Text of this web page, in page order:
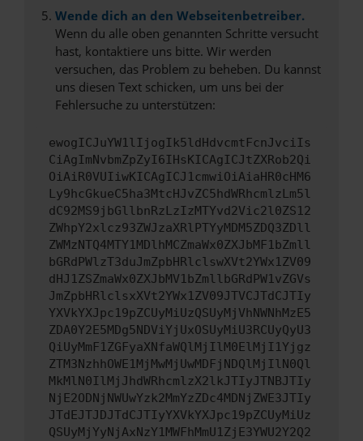
Wende dich an den Webseitenbetreiber.
Wenn du alle oben genannten Schritte versucht
hast, kontaktiere uns bitte. Wir werden
versuchen, das Problem zu beheben. Du kannst
uns diesen Text schicken, um uns bei der
Fehlersuche zu unterstützen:
ewogICJuYW1lIjogIk5ldHdvcmtFcnJvciIs
CiAgImNvbmZpZyI6IHsKICAgICJtZXRob2Qi
OiAiR0VUIiwKICAgICJ1cmwiOiAiaHR0cHM6
Ly9hcGkueC5ha3MtcHJvZC5hdWRhcmlzLm5l
dC92MS9jbGllbnRzLzIzMTYvd2Vic2l0ZS12
ZWhpY2xlcz93ZWJzaXRlPTYyMDM5ZDQ3ZDll
ZWMzNTQ4MTY1MDlhMCZmaWx0ZXJbMF1bZmll
bGRdPWlzT3duJmZpbHRlclswXVt2YWx1ZV09
dHJ1ZSZmaWx0ZXJbMV1bZmllbGRdPW1vZGVs
JmZpbHRlclsxXVt2YWx1ZV09JTVCJTdCJTIy
YXVkYXJpc19pZCUyMiUzQSUyMjVhNWNhMzE5
ZDA0Y2E5MDg5NDViYjUxOSUyMiU3RCUyQyU3
QiUyMmF1ZGFyaXNfaWQlMjIlM0ElMjI1Yjgz
ZTM3NzhhOWE1MjMwMjUwMDFjNDQlMjIlN0Ql
MkMlN0IlMjJhdWRhcmlzX2lkJTIyJTNBJTIy
NjE2ODNjNWUwYzk2MmYzZDc4MDNjZWE3JTIy
JTdEJTJDJTdCJTIyYXVkYXJpc19pZCUyMiUz
QSUyMjYyNjAxNzY1MWFhMmU1ZjE3YWU2Y2Q2